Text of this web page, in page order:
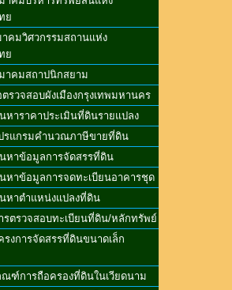
ย
าคมวิศวกรรมสถานแห่ง
ย
าคมสถาปนิกสยาม
ตรวจสอบผังเมืองกรุงเทพมหานคร
หาราคาประเมินที่ดินรายแปลง
รแกรมคำนวณภาษีขายที่ดิน
หาข้อมูลการจัดสรรที่ดิน
หาข้อมูลการจดทะเบียนอาคารชุด
หาตำแหน่งแปลงที่ดิน
รตรวจสอบทะเบียนที่ดิน/หลักทรัพย์
รงการจัดสรรที่ดินขนาดเล็ก
ณฑ์การถือครองที่ดินในเวียดนาม